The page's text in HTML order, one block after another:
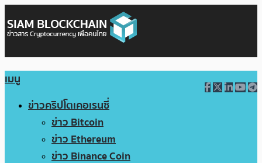
เมนู
ข่าวคริปโตเคอเรนซี่
ข่าว Bitcoin
ข่าว Ethereum
ข่าว Binance Coin